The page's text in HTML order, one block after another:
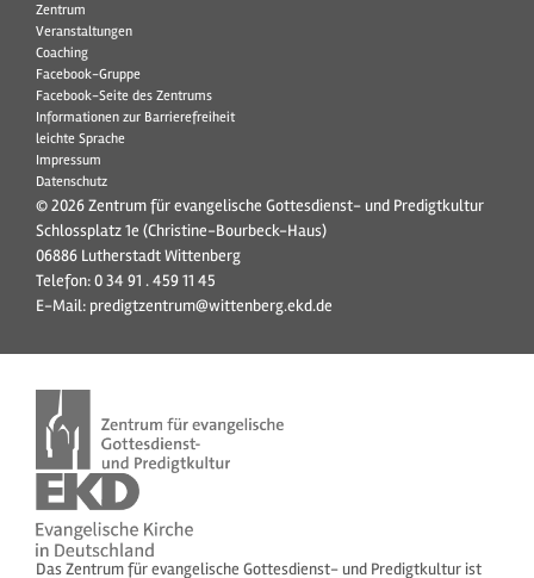
Zentrum
Veranstaltungen
Coaching
Facebook-Gruppe
Facebook-Seite des Zentrums
Informationen zur Barrierefreiheit
leichte Sprache
Impressum
Datenschutz
© 2026 Zentrum für evangelische Gottesdienst- und Predigtkultur
Schlossplatz 1e (Christine-Bourbeck-Haus)
06886 Lutherstadt Wittenberg
Telefon:0 34 91 . 459 11 45
E-Mail: predigtzentrum@wittenberg.ekd.de
Das Zentrum für evangelische Gottesdienst- und Predigtkultur ist